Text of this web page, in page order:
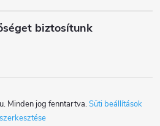
biztosítunk
. Minden jog fenntartva.Süti beállítások
szerkesztése